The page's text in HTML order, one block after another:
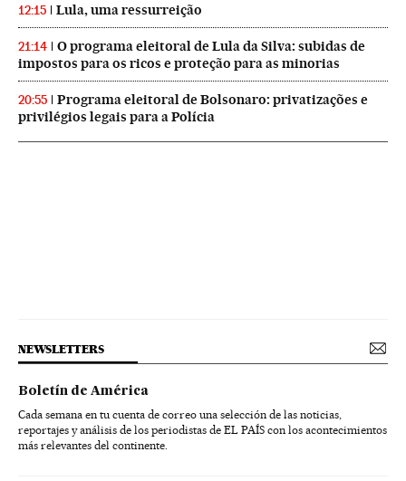
12:15 Lula, uma ressurreição
21:14
O programa eleitoral de Lula da Silva: subidas de
impostos para os ricos e proteção para as minorias
20:55
Programa eleitoral de Bolsonaro: privatizações e
privilégios legais para a Polícia
NEWSLETTERS
Boletín de América
Cada semana en tu cuenta de correo una selección de las noticias,
reportajes y análisis de los periodistas de EL PAÍS con los acontecimientos
más relevantes del continente.